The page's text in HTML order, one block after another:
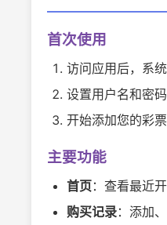
首次使用
访问应用后，系
设置用户名和密
开始添加您的彩
主要功能
首页：查看最近
购买记录：添加